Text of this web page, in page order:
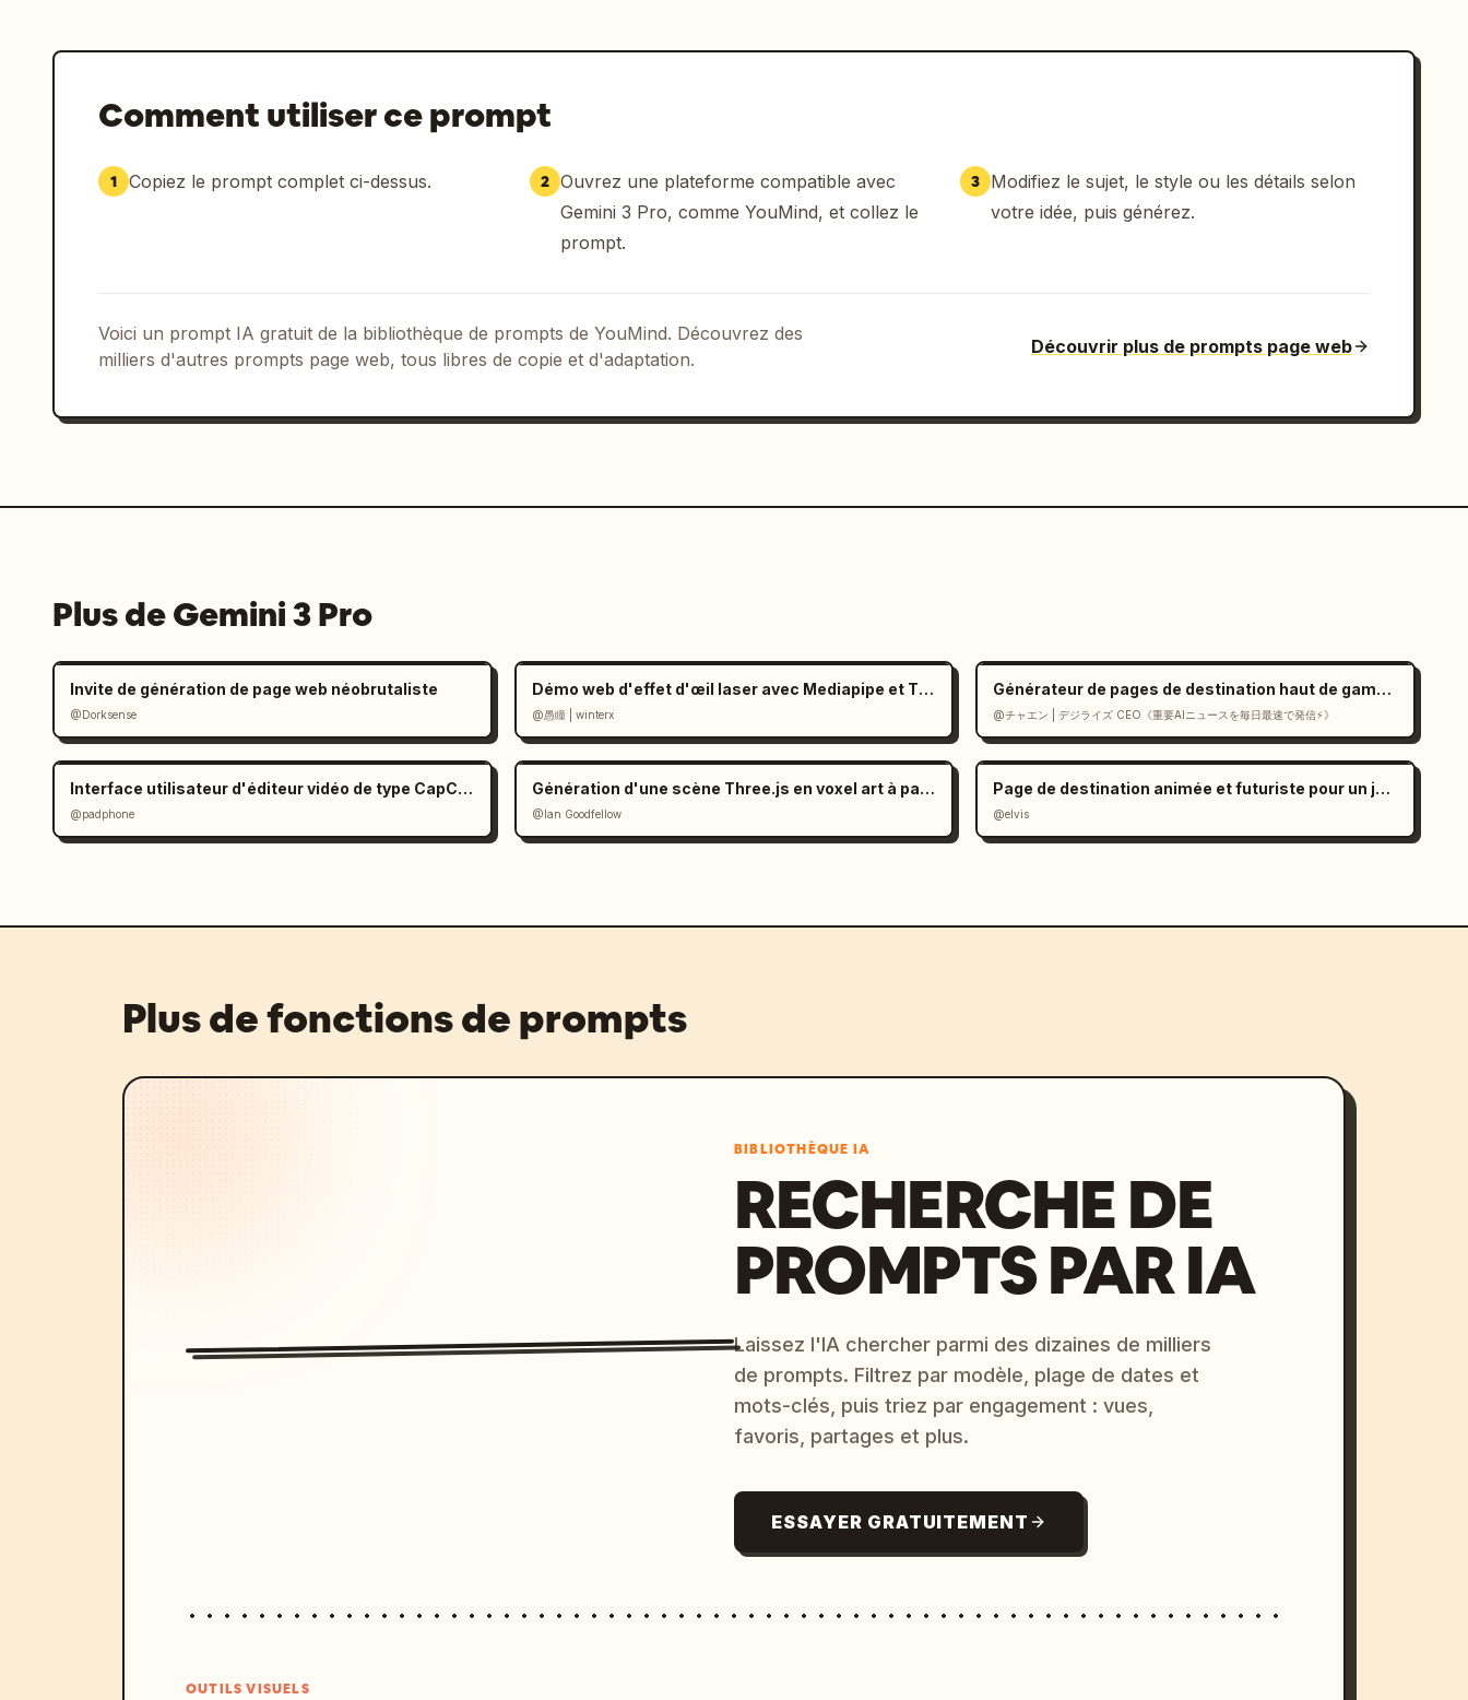
Comment utiliser ce prompt
1 Copiez le prompt complet ci-dessus. 2 Ouvrez une plateforme compatible avec
Gemini 3 Pro, comme YouMind, et collez le
prompt.
3
Modifiez le sujet, le style ou les détails selon
votre idée, puis générez.
Voici un prompt IA gratuit de la bibliothèque de prompts de YouMind. Découvrez des
milliers d'autres prompts page web, tous libres de copie et d'adaptation.
Découvrir plus de prompts page web
Plus de Gemini 3 Pro
Invite de génération de page web néobrutaliste
@Dorksense
Démo web d'effet d'œil laser avec Mediapipe et Three.js
@愚瞳 | winterx
Générateur de pages de destination haut de gamme de style suisse en React
@チャエン | デジライズ CEO《重要AIニュースを毎日最速で発信⚡️》
Interface utilisateur d'éditeur vidéo de type CapCut dans Gemini
@padphone
Génération d'une scène Three.js en voxel art à partir d'une image (prompt)
@Ian Goodfellow
Page de destination animée et futuriste pour un jeu d'IA
@elvis
Plus de fonctions de prompts
BIBLIOTHÈQUE IA
RECHERCHE DE
PROMPTS PAR IA
Laissez l'IA chercher parmi des dizaines de milliers
de prompts. Filtrez par modèle, plage de dates et
mots-clés, puis triez par engagement : vues,
favoris, partages et plus.
ESSAYER GRATUITEMENT
OUTILS VISUELS